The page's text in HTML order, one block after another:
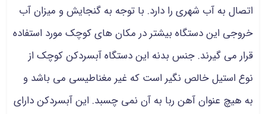
اتصال به آب شهری را دارد. با توجه به گنجایش و میزان آب
خروجی این دستگاه بیشتر در مکان های کوچک مورد استفاده
قرار می گیرند. جنس بدنه این دستگاه آبسردکن کوچک از
نوع استیل خالص نگیر است که غیر مغناطیسی می باشد و
به هیچ عنوان آهن ربا به آن نمی چسبد. این آبسردکن دارای